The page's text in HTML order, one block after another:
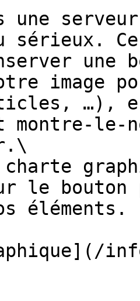
une
sérieux.
image
…),
montre-le-
le bouton
éléments.